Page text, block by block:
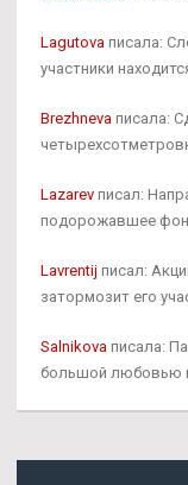
Lagutova писала:
участники
Brezhneva писала:
Lazarev писал:
подорожавшее
Lavrentij писал:
затормозит его
Salnikova писала:
большой любовью